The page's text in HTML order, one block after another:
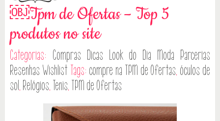
￼Tpm de Ofertas – Top 5
produtos no site
Categorias: Compras Dicas Look do Dia Moda Parcerias
Resenhas Wishlist Tags: compre na TPM de Ofertas, óculos de
sol, Relógios, Tenis, TPM de Ofertas